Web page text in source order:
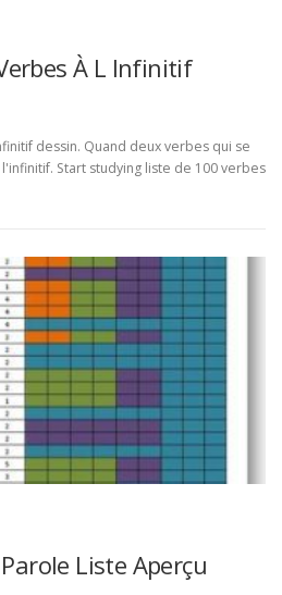
À L Infinitif
dessin. Quand deux verbes qui se
Start studying liste de 100 verbes
Liste Aperçu